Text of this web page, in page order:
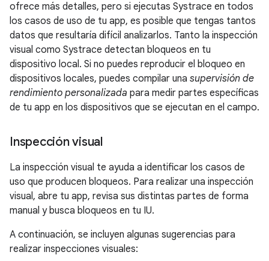
ofrece más detalles, pero si ejecutas Systrace en todos
los casos de uso de tu app, es posible que tengas tantos
datos que resultaría difícil analizarlos. Tanto la inspección
visual como Systrace detectan bloqueos en tu
dispositivo local. Si no puedes reproducir el bloqueo en
dispositivos locales, puedes compilar una supervisión de
rendimiento personalizada para medir partes específicas
de tu app en los dispositivos que se ejecutan en el campo.
Inspección visual
La inspección visual te ayuda a identificar los casos de
uso que producen bloqueos. Para realizar una inspección
visual, abre tu app, revisa sus distintas partes de forma
manual y busca bloqueos en tu IU.
A continuación, se incluyen algunas sugerencias para
realizar inspecciones visuales: